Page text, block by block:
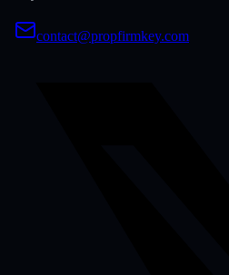
contact@propfirmkey.com